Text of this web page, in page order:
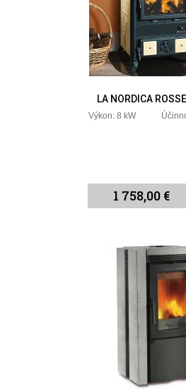
LA NORDICA
Výkon: 8 kW
1 758,00 €